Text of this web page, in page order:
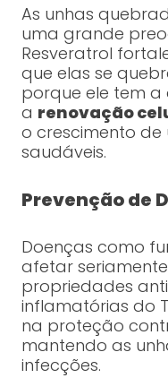
As unhas
uma grande
Resveratrol
que elas se
porque ele tem
a renovação
o crescimento de
saudáveis.
Prevenção de
Doenças como
afetar
propriedades
inflamatórias do
na proteção
mantendo as
infecções.